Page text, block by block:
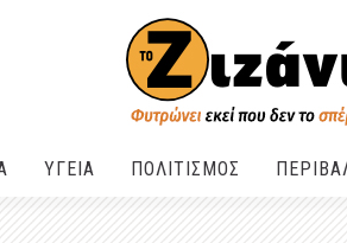
ΥΓΕΙΑ ΠΟΛΙΤΙΣΜΟΣ